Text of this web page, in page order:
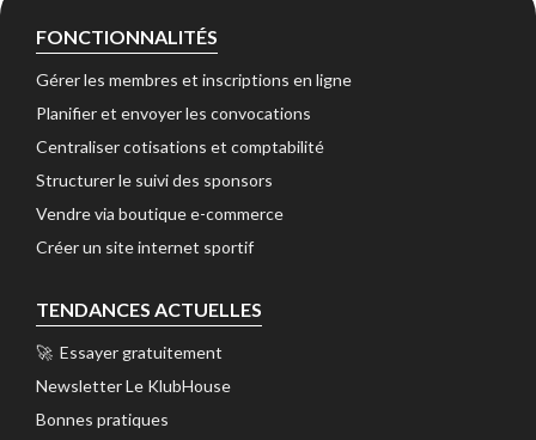
FONCTIONNALITÉS
Gérer les membres et inscriptions en ligne
Planifier et envoyer les convocations
Centraliser cotisations et comptabilité
Structurer le suivi des sponsors
Vendre via boutique e-commerce
Créer un site internet sportif
TENDANCES ACTUELLES
🚀 Essayer gratuitement
Newsletter Le KlubHouse
Bonnes pratiques